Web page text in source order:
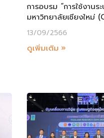
การอบรม “การใช้งานร
มหาวิทยาลัยเชียงใหม่
13/09/2566
ดูเพิ่มเติม »